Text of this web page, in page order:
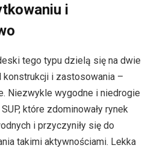
i
tego typu dzielą się na dwie
konstrukcji i zastosowania –
Niezwykle wygodne i niedrogie
które zdominowały rynek
i przyczyniły się do
takimi aktywnościami. Lekka